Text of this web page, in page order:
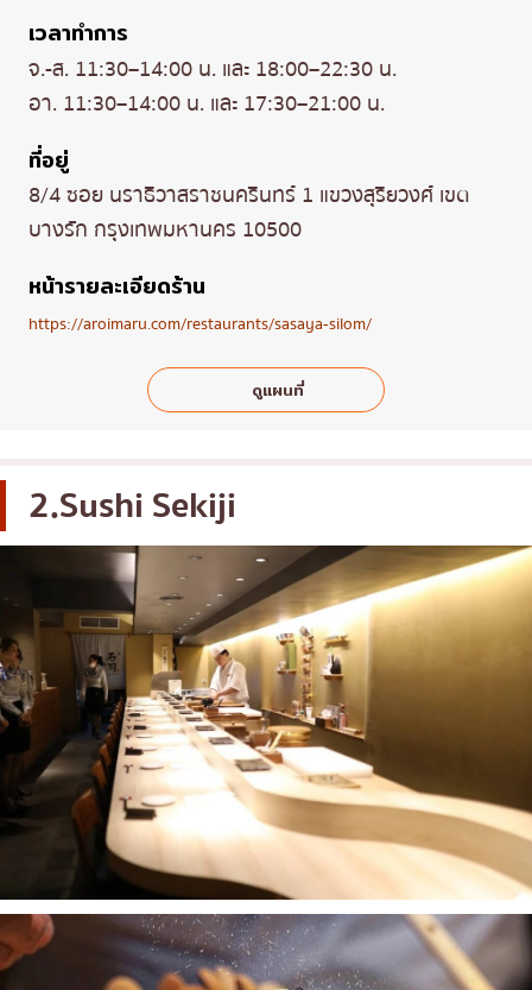
เวลาทำการ
จ.-ส. 11:30–14:00 น. และ 18:00–22:30 น.
อา. 11:30–14:00 น. และ 17:30–21:00 น.
ที่อยู่
8/4 ซอย นราธิวาสราชนครินทร์ 1 แขวงสุริยวงศ์ เขต
บางรัก กรุงเทพมหานคร 10500
หน้ารายละเอียดร้าน
https://aroimaru.com/restaurants/sasaya-silom/
ดูแผนที่
2.Sushi Sekiji